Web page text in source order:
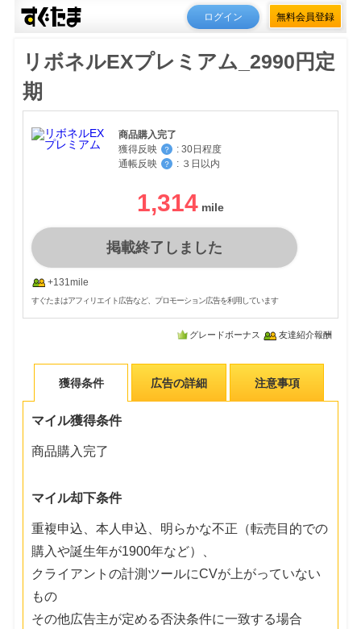
ログイン 無料会員登録
リボネルEXプレミアム_2990円定
期
商品購入完了
獲得反映
？ : 30日程度
通帳反映
？ : ３日以内
1,314
掲載終了しました
+131mile
すぐたまはアフィリエイト広告など、プロモーション広告を利用しています
グレードボーナス 友達紹介報酬
獲得条件 広告の詳細 注意事項
マイル獲得条件
商品購入完了
マイル却下条件
重複申込、本人申込、明らかな不正（転売目的での
購入や誕生年が1900年など）、
クライアントの計測ツールにCVが上がっていない
もの
その他広告主が定める否決条件に一致する場合